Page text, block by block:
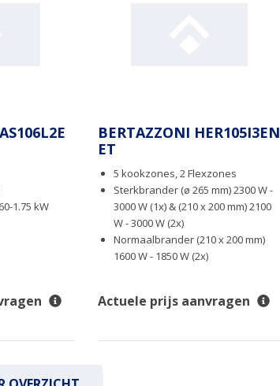
1.75 kW
BERTAZZONI HER105I3EN
ET
5 kookzones, 2 Flexzones
Sterkbrander (ø 265 mm) 2300 W -
3000 W (1x) & (210 x 200 mm) 2100
W - 3000 W (2x)
Normaalbrander (210 x 200 mm)
1600 W - 1850 W (2x)
Actuele prijs aanvragen